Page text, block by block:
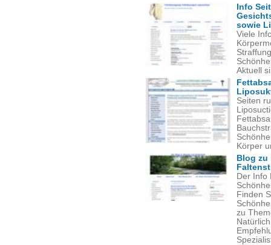
Info
sowie
Viele
Aktuell
Seiten
Körper
Blog
Der Info
Finden
zu